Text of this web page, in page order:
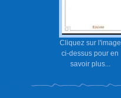
Cliquez sur l'image
ci-dessus pour en
savoir plus...